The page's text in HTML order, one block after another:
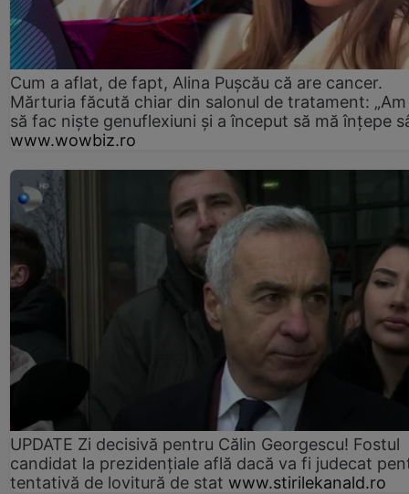
Cum a aflat, de fapt, Alina Pușcău că are cancer.
Mărturia făcută chiar din salonul de tratament:
să fac niște genuflexiuni și a început să mă înțepe
www.wowbiz.ro
UPDATE Zi decisivă pentru Călin Georgescu! Fostul
candidat la prezidențiale află dacă va fi judecat
tentativă de lovitură de stat www.stirilekanald.ro